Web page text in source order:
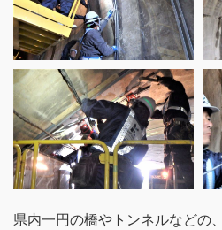
県内一円の橋やトンネルなどの